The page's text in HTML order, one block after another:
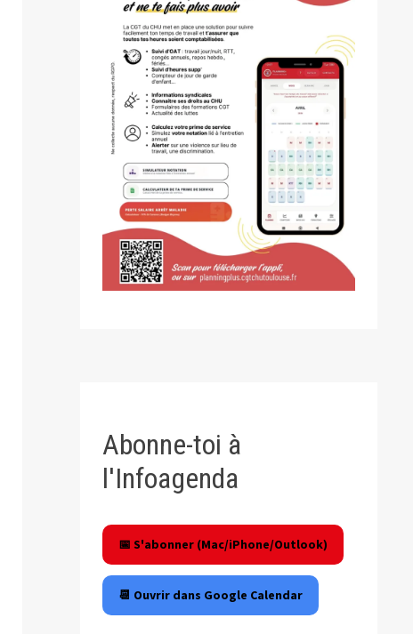
Abonne-toi à
l'Infoagenda
📅 S'abonner (Mac/iPhone/Outlook)
📆 Ouvrir dans Google Calendar